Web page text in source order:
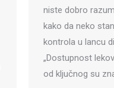
niste dobro
kako da neko
kontrola u lancu
„Dostupnost
od ključnog su